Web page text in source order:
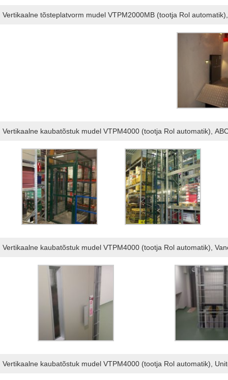
Vertikaalne tõsteplatvorm mudel VTPM2000MB (tootja Rol
Vertikaalne kaubatõstuk mudel VTPM4000 (tootja Rol automatik),
Vertikaalne kaubatõstuk mudel VTPM4000 (tootja Rol automatik),
Vertikaalne kaubatõstuk mudel VTPM4000 (tootja Rol automatik),